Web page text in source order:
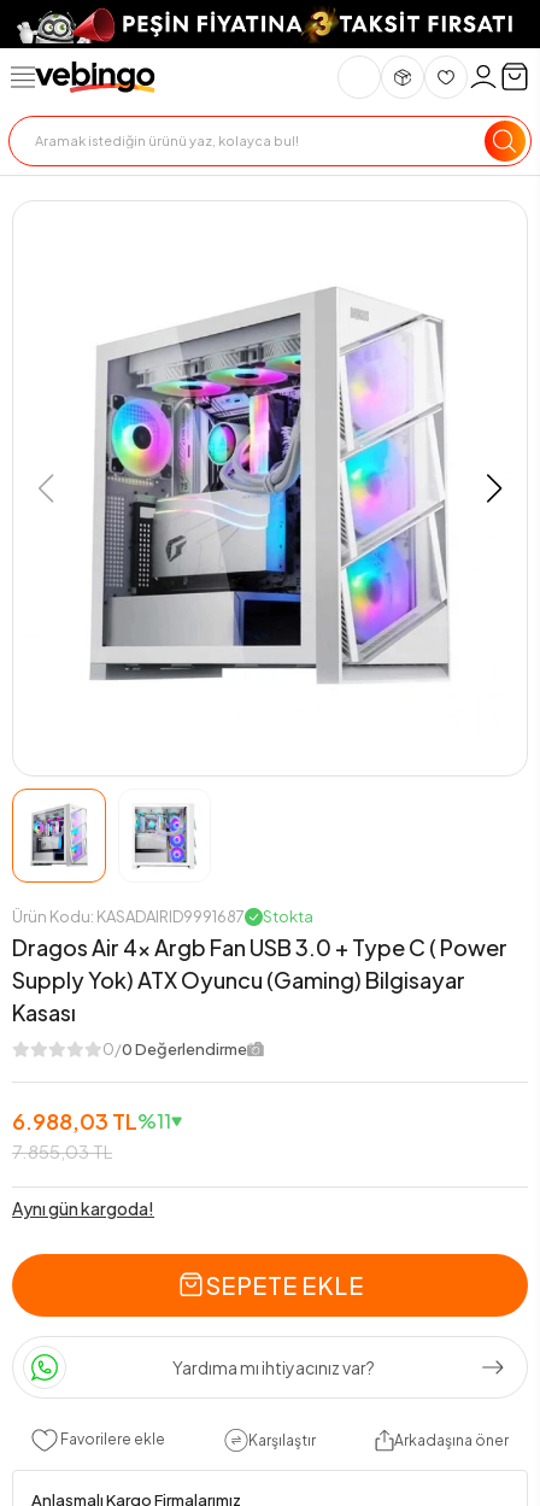
Ürün Kodu: KASADAIRID9991687 Stokta
Dragos Air 4x Argb Fan USB 3.0 + Type C ( Power
Supply Yok) ATX Oyuncu (Gaming) Bilgisayar
Kasası
0/0 Değerlendirme
6.988,03 TL
7.855,03 TL
%11
Aynı gün kargoda!
SEPETE EKLE
Yardıma mı ihtiyacınız var?
Favorilere ekle Karşılaştır Arkadaşına öner
Anlaşmalı Kargo Firmalarımız
Genel Bakış Ürün Açıklaması Teslimat Ve İade Ödeme